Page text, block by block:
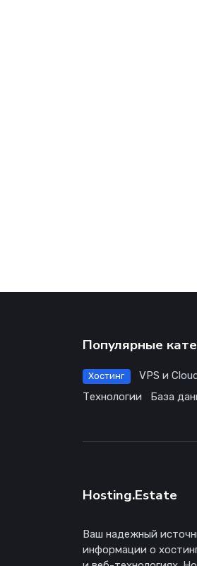
Популярные
Хостинг VPS и
Технологии База
Hosting.Estate
Ваш надежный
информации о